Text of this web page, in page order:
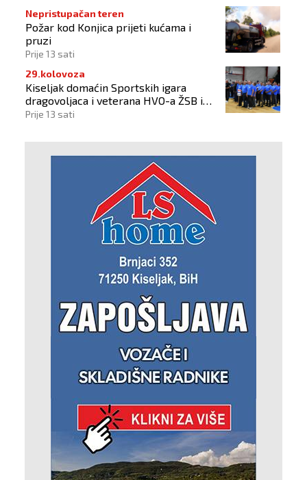
Nepristupačan teren
Požar kod Konjica prijeti kućama i
pruzi
Prije 13 sati
29.kolovoza
Kiseljak domaćin Sportskih igara
dragovoljaca i veterana HVO-a ŽSB i
Dana branitelja
Prije 13 sati